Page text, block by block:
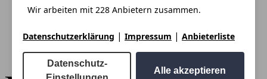
Wir arbeiten mit 228 Anbietern zusammen.
Datenschutzerklärung | Impressum | Anbieterliste
Datenschutz-
Alle akzeptieren